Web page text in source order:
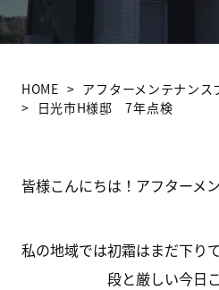
HOME
アフターメンテナンス
日光市H様邸 7年点検
皆様こんにちは！アフターメ
私の地域では初霜はまだ下り
段と厳しい今日